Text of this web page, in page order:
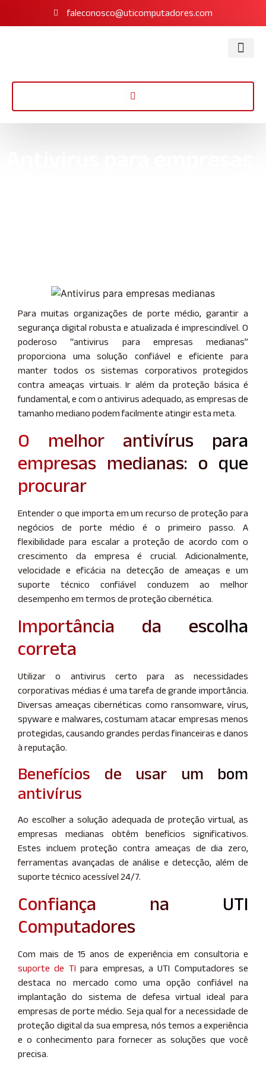
faleconosco@uticomputadores.com
Para muitas organizações de porte médio, garantir a
segurança digital robusta e atualizada é imprescindível. O
poderoso “antivirus para empresas medianas”
proporciona uma solução confiável e eficiente para
manter todos os sistemas corporativos protegidos
contra ameaças virtuais. Ir além da proteção básica é
fundamental, e com o antivirus adequado, as empresas de
tamanho mediano podem facilmente atingir esta meta.
O melhor antivírus para
empresas medianas: o que
procurar
Entender o que importa em um recurso de proteção para
negócios de porte médio é o primeiro passo. A
flexibilidade para escalar a proteção de acordo com o
crescimento da empresa é crucial. Adicionalmente,
velocidade e eficácia na detecção de ameaças e um
suporte técnico confiável conduzem ao melhor
desempenho em termos de proteção cibernética.
Importância da escolha
correta
Utilizar o antivirus certo para as necessidades
corporativas médias é uma tarefa de grande importância.
Diversas ameaças cibernéticas como ransomware, vírus,
spyware e malwares, costumam atacar empresas menos
protegidas, causando grandes perdas financeiras e danos
à reputação.
Benefícios de usar um bom
antivírus
Ao escolher a solução adequada de proteção virtual, as
empresas medianas obtêm benefícios significativos.
Estes incluem proteção contra ameaças de dia zero,
ferramentas avançadas de análise e detecção, além de
suporte técnico acessível 24/7.
Confiança na UTI
Computadores
Com mais de 15 anos de experiência em consultoria e
suporte de TI para empresas, a UTI Computadores se
destaca no mercado como uma opção confiável na
implantação do sistema de defesa virtual ideal para
empresas de porte médio. Seja qual for a necessidade de
proteção digital da sua empresa, nós temos a experiência
e o conhecimento para fornecer as soluções que você
precisa.